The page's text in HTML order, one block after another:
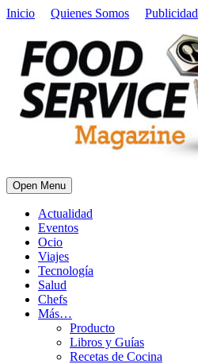
Inicio Quienes Somos Publicidad
Open Menu
Actualidad
Eventos
Ocio
Viajes
Tecnología
Salud
Chefs
Más…
Producto
Libros y Guías
Recetas de Cocina